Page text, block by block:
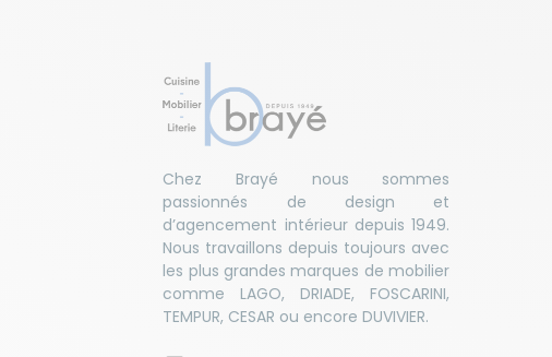
Chez Brayé nous sommes
passionnés de design et
d’agencement intérieur depuis 1949.
Nous travaillons depuis toujours avec
les plus grandes marques de mobilier
comme LAGO, DRIADE, FOSCARINI,
TEMPUR, CESAR ou encore DUVIVIER.